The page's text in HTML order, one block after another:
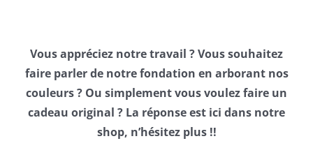
Shop
Contact
Vous appréciez notre travail ? Vous souhaitez
faire parler de notre fondation en arborant nos
couleurs ? Ou simplement vous voulez faire un
cadeau original ? La réponse est ici dans notre
shop, n’hésitez plus !!